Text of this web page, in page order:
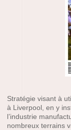
Stratégie visant à
à Liverpool, en y
l’industrie
nombreux terrains